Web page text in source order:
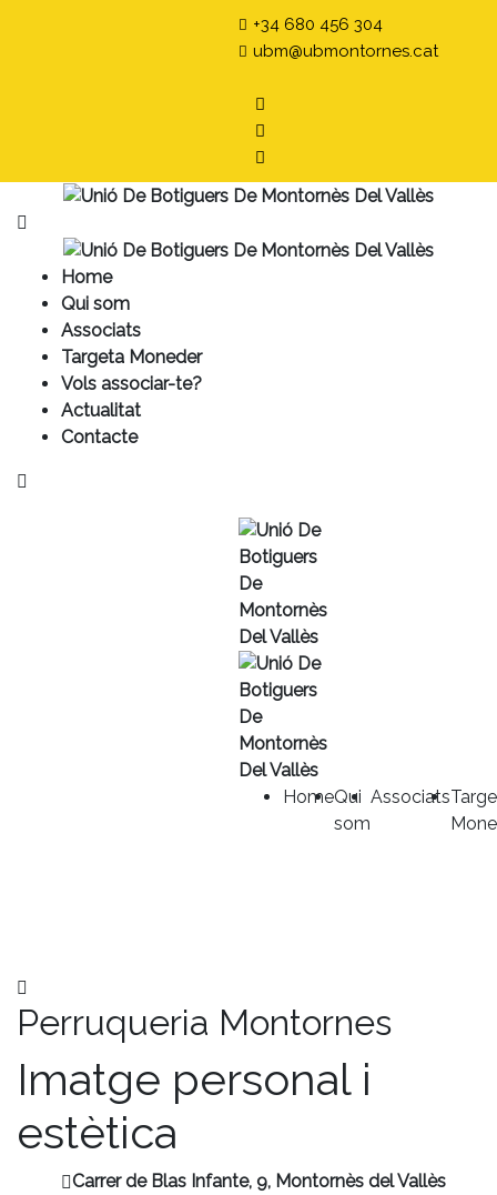
+34 680 456 304
ubm@ubmontornes.cat
Home
Qui som
Associats
Targeta Moneder
Vols associar-te?
Actualitat
Contacte
HomeQui
som
Associats
Perruqueria Montornes
Imatge personal i
estètica
Carrer de Blas Infante, 9, Montornès del Vallès